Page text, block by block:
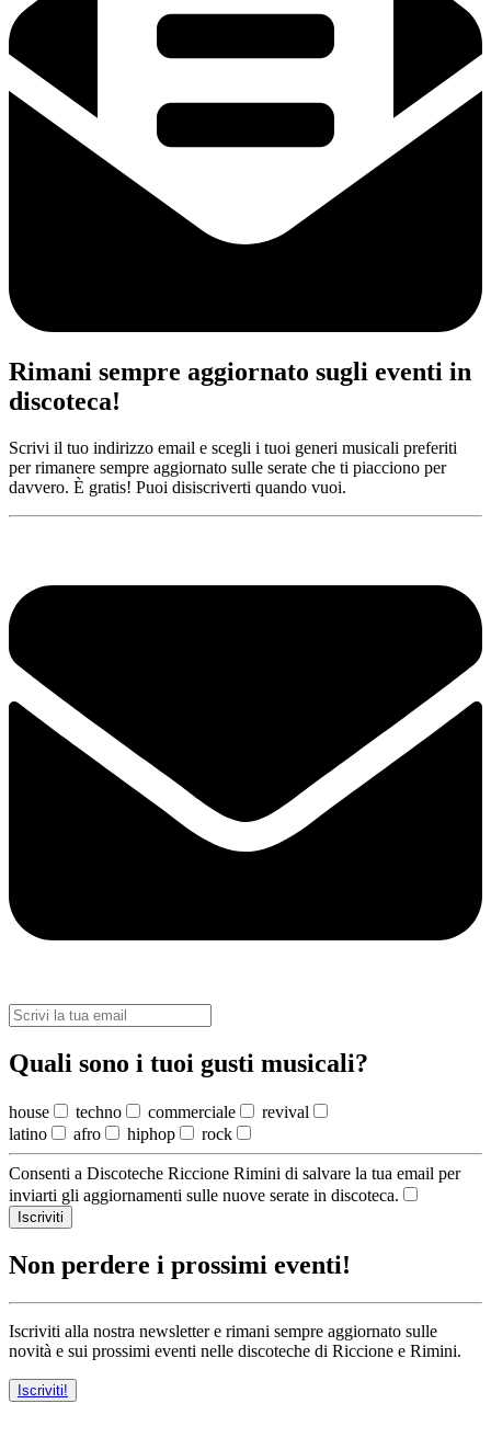
Rimani sempre aggiornato sugli eventi in
discoteca!
Scrivi il tuo indirizzo email e scegli i tuoi generi musicali preferiti
per rimanere sempre aggiornato sulle serate che ti piacciono per
davvero. È gratis! Puoi disiscriverti quando vuoi.
Quali sono i tuoi gusti musicali?
house techno commerciale
revival
latino
afro hiphop rock
Consenti a Discoteche Riccione Rimini di salvare la tua email per
inviarti gli aggiornamenti sulle nuove serate in discoteca.
Iscriviti
Non perdere i prossimi eventi!
Iscriviti alla nostra newsletter e rimani sempre aggiornato sulle
novità e sui prossimi eventi nelle discoteche di Riccione e Rimini.
Iscriviti!